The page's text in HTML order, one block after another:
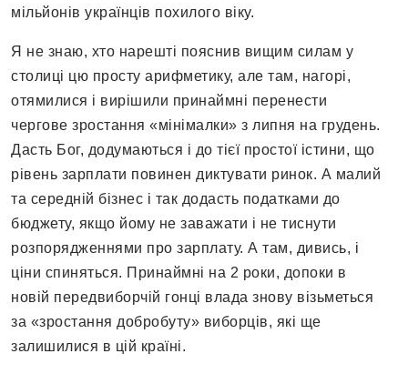
мільйонів українців похилого віку.
Я не знаю, хто нарешті пояснив вищим силам у
столиці цю просту арифметику, але там, нагорі,
отямилися і вирішили принаймні перенести
чергове зростання «мінімалки» з липня на грудень.
Дасть Бог, додумаються і до тієї простої істини, що
рівень зарплати повинен диктувати ринок. А малий
та середній бізнес і так додасть податками до
бюджету, якщо йому не заважати і не тиснути
розпорядженнями про зарплату. А там, дивись, і
ціни спиняться. Принаймні на 2 роки, допоки в
новій передвиборчій гонці влада знову візьметься
за «зростання добробуту» виборців, які ще
залишилися в цій країні.